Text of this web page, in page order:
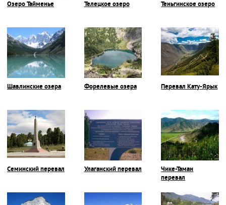
Озеро Тайменье Телецкое озеро Теньгинское озеро
Шавлинские озера Форелевые озера Перевал Кату-Ярык
Семинский перевал Улаганский перевал
Чике-Таман
перевал